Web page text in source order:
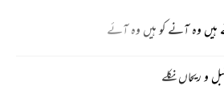
وہ آنے کو ہیں وہ آئے
و ریحاں نکلے